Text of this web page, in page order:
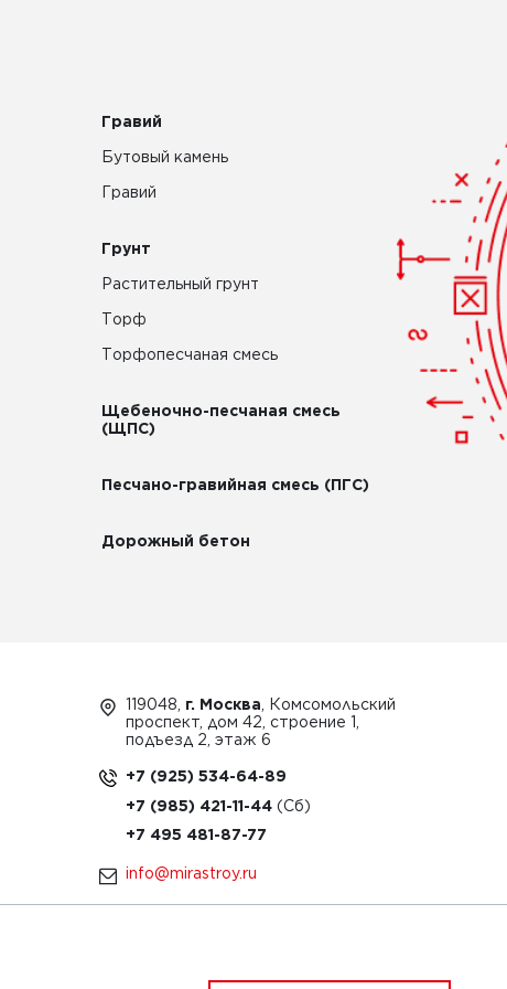
Гравий
Бутовый камень
Гравий
Грунт
Растительный грунт
Торф
Торфопесчаная смесь
Щебеночно-песчаная смесь
(ЩПС)
Песчано-гравийная смесь (ПГС)
Дорожный бетон
119048, г. Москва , Комсомольский
проспект, дом 42, строение 1,
подъезд 2, этаж 6
+7 (925) 534-64-89
+7 (985) 421-11-44
+7 495 481-87-77
info@mirastroy.ru